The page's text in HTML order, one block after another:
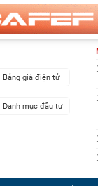
Bảng giá điện tử
Danh mục đầu tư